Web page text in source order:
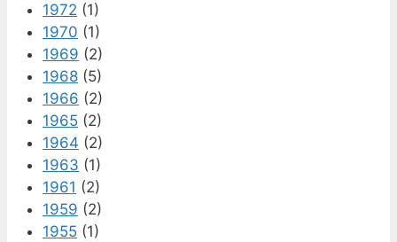
1972 (1)
1970 (1)
1969 (2)
1968 (5)
1966 (2)
1965 (2)
1964 (2)
1963 (1)
1961 (2)
1959 (2)
1955 (1)